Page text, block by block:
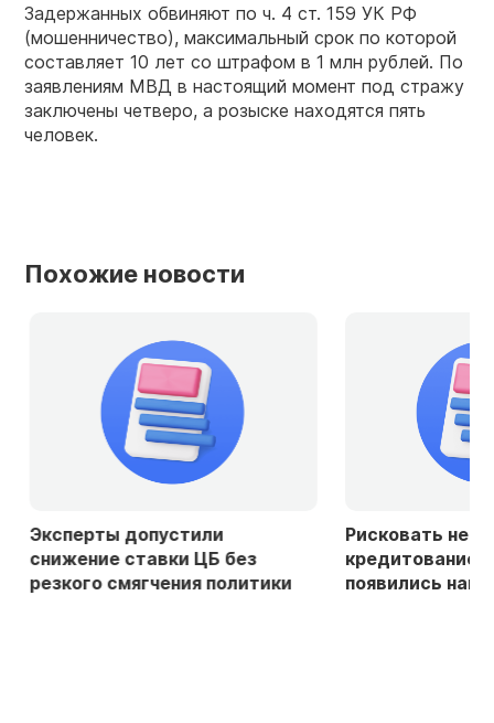
Задержанных обвиняют по ч. 4 ст. 159 УК РФ
(мошенничество), максимальный срок по которой
составляет 10 лет со штрафом в 1 млн рублей. По
заявлениям МВД в настоящий момент под стражу
заключены четверо, а розыске находятся пять
человек.
Похожие новости
Эксперты допустили
снижение ставки ЦБ без
резкого смягчения политики
Рисковать не
кредитование
появились